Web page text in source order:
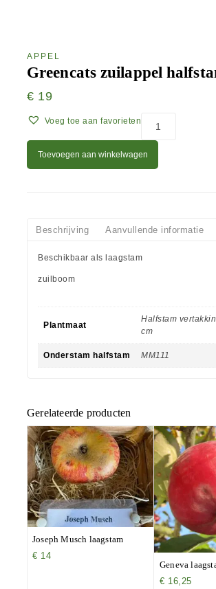
APPEL
Greencats zuilappel
€ 19
Voeg toe aan favorieten
Toevoegen aan winkelwagen
Beschrijving Aanvullende informatie
Beschikbaar als laagstam
zuilboom
Plantmaat
Halfstam
cm
Onderstam halfstam MM111
Gerelateerde producten
Joseph Musch laagstam
€ 14
Geneva
€ 16,25